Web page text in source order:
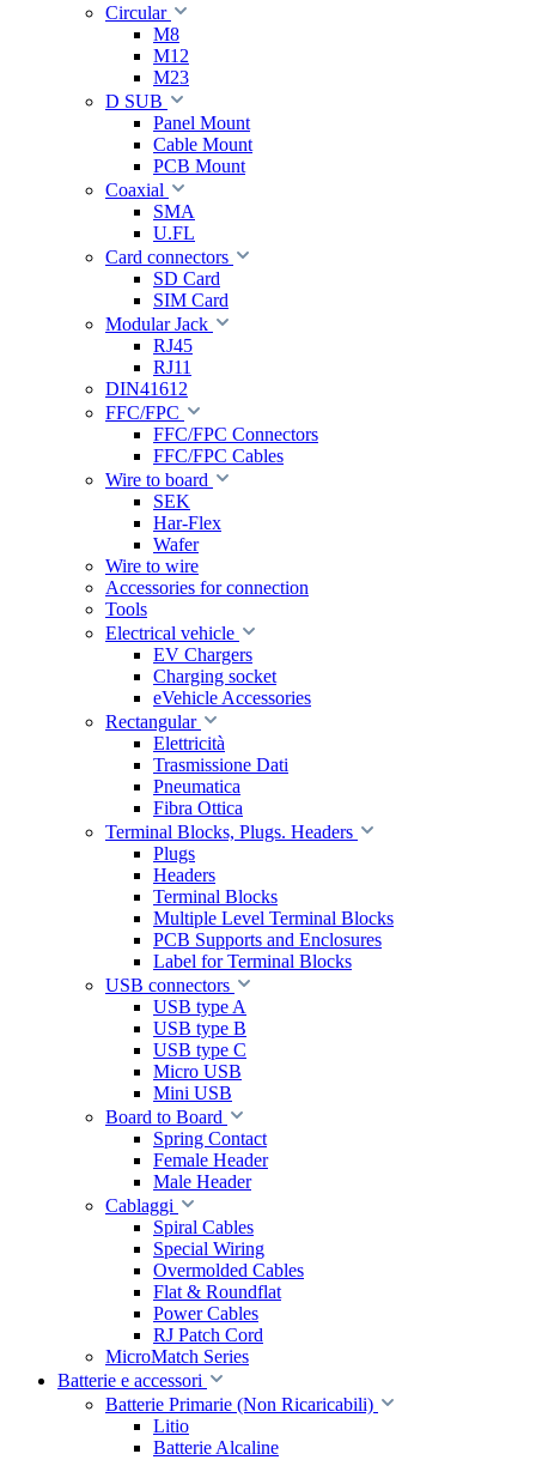
Circular
M8
M12
M23
D SUB
Panel Mount
Cable Mount
PCB Mount
Coaxial
SMA
U.FL
Card connectors
SD Card
SIM Card
Modular Jack
RJ45
RJ11
DIN41612
FFC/FPC
FFC/FPC Connectors
FFC/FPC Cables
Wire to board
SEK
Har-Flex
Wafer
Wire to wire
Accessories for connection
Tools
Electrical vehicle
EV Chargers
Charging socket
eVehicle Accessories
Rectangular
Elettricità
Trasmissione Dati
Pneumatica
Fibra Ottica
Terminal Blocks, Plugs. Headers
Plugs
Headers
Terminal Blocks
Multiple Level Terminal Blocks
PCB Supports and Enclosures
Label for Terminal Blocks
USB connectors
USB type A
USB type B
USB type C
Micro USB
Mini USB
Board to Board
Spring Contact
Female Header
Male Header
Cablaggi
Spiral Cables
Special Wiring
Overmolded Cables
Flat & Roundflat
Power Cables
RJ Patch Cord
MicroMatch Series
Batterie e accessori
Batterie Primarie (Non Ricaricabili)
Litio
Batterie Alcaline